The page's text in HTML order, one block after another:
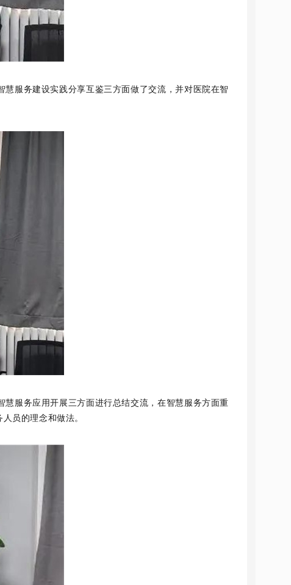
服务建设实践分享互鉴三方面做了交流，并对医院在智
服务应用开展三方面进行总结交流，在智慧服务方面重
员的理念和做法。